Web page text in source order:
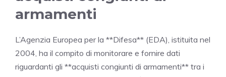
armamenti
L’Agenzia Europea per la **Difesa** (EDA), istituita nel
2004, ha il compito di monitorare e fornire dati
riguardanti gli **acquisti congiunti di armamenti** tra i